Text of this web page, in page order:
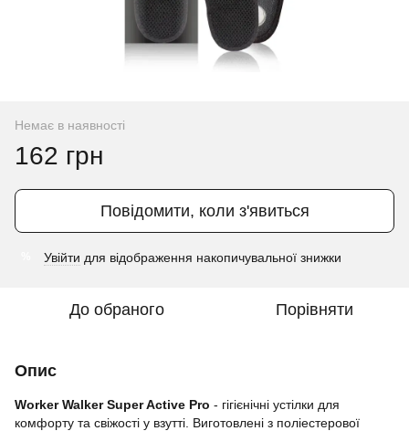
Немає в наявності
162 грн
Повідомити, коли з'явиться
Увійти для відображення накопичувальної знижки
До обраного Порівняти
Опис
Worker Walker Super Active Pro - гігієнічні устілки для
комфорту та свіжості у взутті. Виготовлені з поліестерової